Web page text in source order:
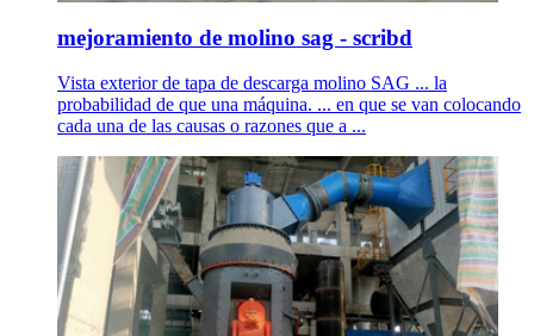
mejoramiento de molino sag - scribd
Vista exterior de tapa de descarga molino SAG ... la
probabilidad de que una máquina. ... en que se van colocando
cada una de las causas o razones que a ...